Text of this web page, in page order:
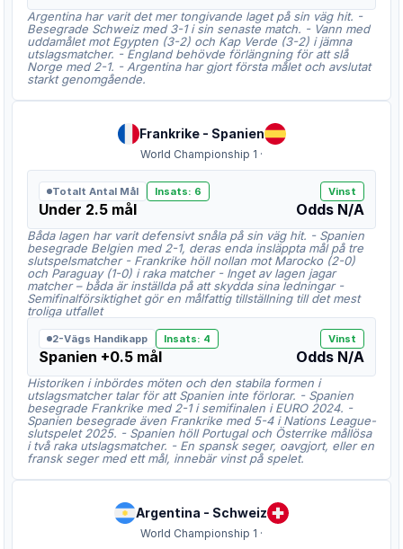
Argentina har varit det mer tongivande laget på sin väg hit. -
Besegrade Schweiz med 3-1 i sin senaste match. - Vann med
uddamålet mot Egypten (3-2) och Kap Verde (3-2) i jämna
utslagsmatcher. - England behövde förlängning för att slå
Norge med 2-1. - Argentina har gjort första målet och avslutat
starkt genomgående.
Frankrike- Spanien
World Championship 1 ·
Totalt Antal Mål Insats: 6 Vinst
Under 2.5 mål Odds N/A
Båda lagen har varit defensivt snåla på sin väg hit. - Spanien
besegrade Belgien med 2-1, deras enda insläppta mål på tre
slutspelsmatcher - Frankrike höll nollan mot Marocko (2-0)
och Paraguay (1-0) i raka matcher - Inget av lagen jagar
matcher – båda är inställda på att skydda sina ledningar -
Semifinalförsiktighet gör en målfattig tillställning till det mest
troliga utfallet
2-Vägs Handikapp Insats: 4 Vinst
Spanien +0.5 mål Odds N/A
Historiken i inbördes möten och den stabila formen i
utslagsmatcher talar för att Spanien inte förlorar. - Spanien
besegrade Frankrike med 2-1 i semifinalen i EURO 2024. -
Spanien besegrade även Frankrike med 5-4 i Nations League-
slutspelet 2025. - Spanien höll Portugal och Österrike mållösa
i två raka utslagsmatcher. - En spansk seger, oavgjort, eller en
fransk seger med ett mål, innebär vinst på spelet.
Argentina - Schweiz
World Championship 1 ·